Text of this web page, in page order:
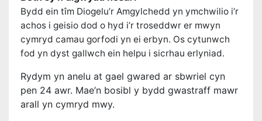
Bydd ein tîm Diogelu’r Amgylchedd yn ymchwilio i’r
achos i geisio dod o hyd i’r troseddwr er mwyn
cymryd camau gorfodi yn ei erbyn. Os cytunwch
fod yn dyst gallwch ein helpu i sicrhau erlyniad.
Rydym yn anelu at gael gwared ar sbwriel cyn
pen 24 awr. Mae’n bosibl y bydd gwastraff mawr
arall yn cymryd mwy.